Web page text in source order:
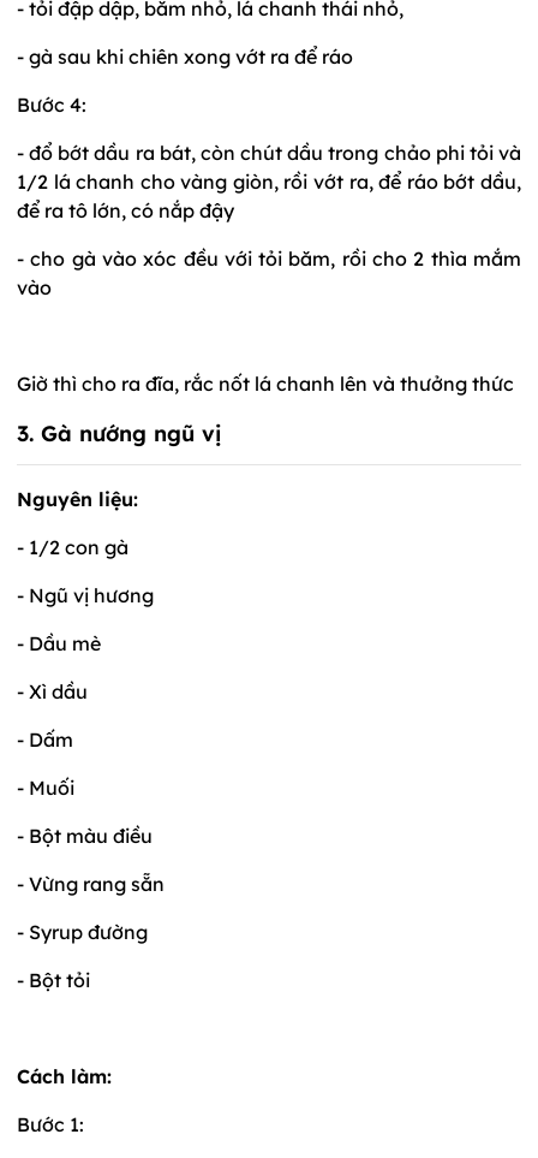
- tỏi đập dập, băm nhỏ, lá chanh thái nhỏ,
- gà sau khi chiên xong vớt ra để ráo
Bước 4:
- đổ bớt dầu ra bát, còn chút dầu trong chảo phi tỏi và
1/2 lá chanh cho vàng giòn, rồi vớt ra, để ráo bớt dầu,
để ra tô lớn, có nắp đậy
- cho gà vào xóc đều với tỏi băm, rồi cho 2 thìa mắm
vào
Giờ thì cho ra đĩa, rắc nốt lá chanh lên và thưởng thức
3. Gà nướng ngũ vị
Nguyên liệu:
- 1/2 con gà
- Ngũ vị hương
- Dầu mè
- Xì dầu
- Dấm
- Muối
- Bột màu điều
- Vừng rang sẵn
- Syrup đường
- Bột tỏi
Cách làm:
Bước 1: